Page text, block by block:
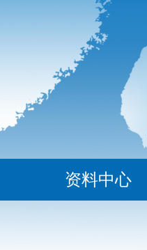
资料中心